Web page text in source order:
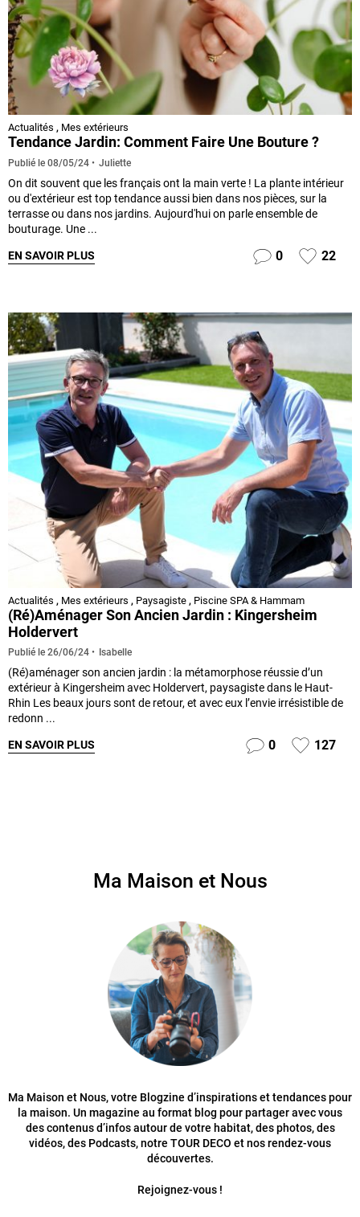
Actualités , Mes extérieurs
Tendance Jardin: Comment Faire Une Bouture ?
Publié le 08/05/24 Juliette
On dit souvent que les français ont la main verte ! La plante intérieur
ou d'extérieur est top tendance aussi bien dans nos pièces, sur la
terrasse ou dans nos jardins. Aujourd'hui on parle ensemble de
bouturage. Une ...
EN SAVOIR PLUS 0 22
Actualités , Mes extérieurs , Paysagiste , Piscine SPA & Hammam
(Ré)aménager Son Ancien Jardin : Kingersheim
Holdervert
Publié le 26/06/24 Isabelle
(Ré)aménager son ancien jardin : la métamorphose réussie d’un
extérieur à Kingersheim avec Holdervert, paysagiste dans le Haut-
Rhin Les beaux jours sont de retour, et avec eux l’envie irrésistible de
redonn ...
EN SAVOIR PLUS 0 127
Ma Maison et Nous
Ma Maison et Nous, votre Blogzine d’inspirations et tendances pour
la maison. Un magazine au format blog pour partager avec vous
des contenus d’infos autour de votre habitat, des photos, des
vidéos, des Podcasts, notre TOUR DECO et nos rendez-vous
découvertes.
Rejoignez-vous !